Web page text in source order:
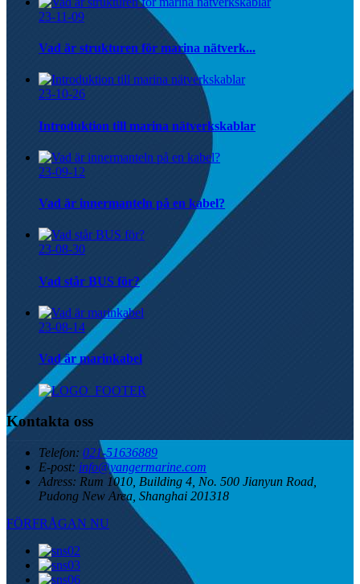
23-11-09
Vad är strukturen för marina nätverk...
23-10-26
Introduktion till marina nätverkskablar
23-09-12
Vad är innermanteln på en kabel?
23-08-30
Vad står BUS för?
23-08-14
Vad är marinkabel
Kontakta oss
Telefon: 021-51636889
E-post: info@yangermarine.com
Adress: Rum 1010, Building 4, No. 500 Jianyun Road,
Pudong New Area, Shanghai 201318
FÖRFRÅGAN NU